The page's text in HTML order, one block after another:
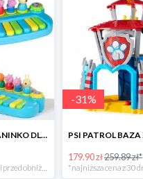
ŚWINKA PEPPA PIANINKO DLA DZIECI -34%
-31%
179.90 zł259.89 zł*